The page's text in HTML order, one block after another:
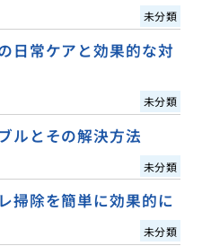
未分類
日常ケアと効果的な対
未分類
ルとその解決方法
未分類
掃除を簡単に効果的に
未分類